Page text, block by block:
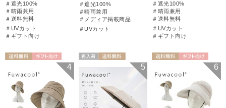
＃遮光100%
＃晴雨兼用
＃送料無料
＃UVカット
＃ギフト向け
＃遮光100%
＃晴雨兼用
＃メディア掲載商品
＃UVカット
＃遮光100%
＃晴雨兼用
＃送料無料
＃UVカット
＃ギフト向け
ギフト向け
WOMEN
4
ギフト向け UNISEX 5
ギフト向け
WOMEN
6